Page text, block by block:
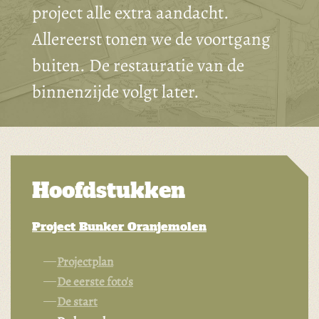
project alle extra aandacht.
Allereerst tonen we de voortgang
buiten. De restauratie van de
binnenzijde volgt later.
Hoofdstukken
Project Bunker Oranjemolen
Projectplan
De eerste foto's
De start